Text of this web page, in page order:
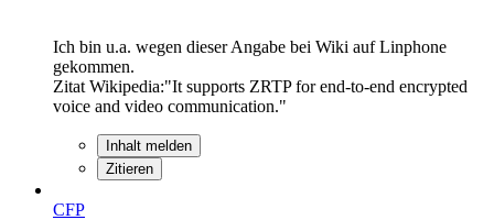
Ich bin u.a. wegen dieser Angabe bei Wiki auf Linphone
gekommen.
Zitat Wikipedia:"It supports ZRTP for end-to-end encrypted
voice and video communication."
Inhalt melden
Zitieren
CFP